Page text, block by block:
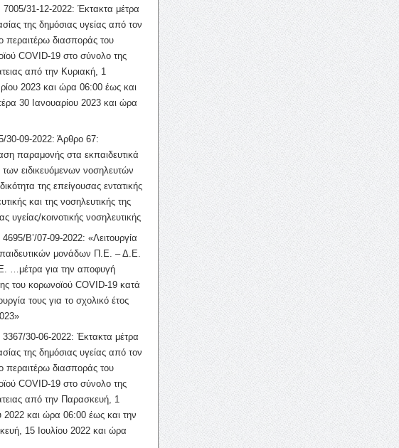
31-12-2022: Έκτακτα μέτρα
της δημόσιας υγείας από τον
περαιτέρω διασποράς του
COVID-19 στο σύνολο της
από την Κυριακή, 1
2023 και ώρα 06:00 έως και
30 Ιανουαρίου 2023 και ώρα
30-09-2022: Άρθρο 67:
παραμονής στα εκπαιδευτικά
των ειδικευόμενων νοσηλευτών
της επείγουσας εντατικής
και της νοσηλευτικής της
υγείας/κοινοτικής νοσηλευτικής
Β’/07-09-2022: «Λειτουργία
μονάδων Π.Ε. – Δ.Ε.
…μέτρα για την αποφυγή
του κορωνοϊού COVID-19 κατά
τους για το σχολικό έτος
30-06-2022: Έκτακτα μέτρα
της δημόσιας υγείας από τον
περαιτέρω διασποράς του
COVID-19 στο σύνολο της
από την Παρασκευή, 1
2022 και ώρα 06:00 έως και την
15 Ιουλίου 2022 και ώρα